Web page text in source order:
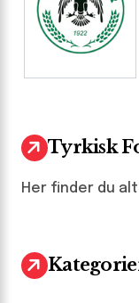
Tyrkisk
Her finder du